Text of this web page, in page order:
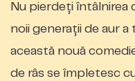
Nu pierdeţi întâlnirea
noii generaţii de aur
această nouă
de râs se împletesc